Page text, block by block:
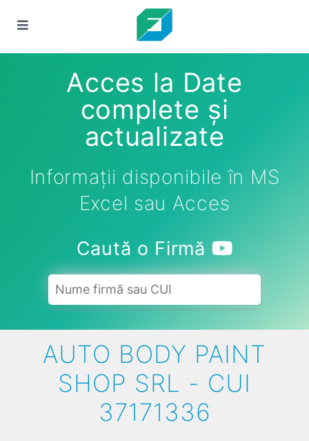
Acces la Date
complete și
actualizate
Informații disponibile în MS
Excel sau Acces
Caută o Firmă
AUTO BODY PAINT
SHOP SRL - CUI
37171336